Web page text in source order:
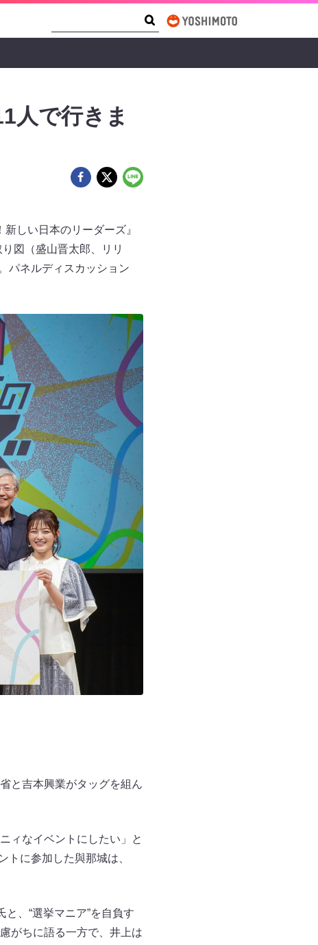
人で行きま
しい日本のリーダーズ』
図（盛山晋太郎、リリ
パネルディスカッション
と吉本興業がタッグを組ん
ィなイベントにしたい」と
に参加した與那城は、
、“選挙マニア”を自負す
がちに語る一方で、井上は